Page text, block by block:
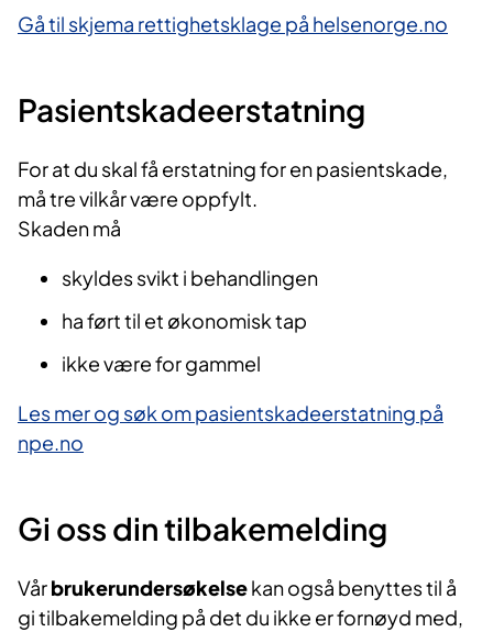
Gå til skjema rettighetsklage på helsenorge.no
Pasientskadeerstat​ning
For at du skal få erstatning for en pasientskade,
må tre vilkår være oppfylt.
Skaden må
skyldes svikt i behandlingen
ha ført til et økonomisk tap
ikke være for gammel
Les mer og søk om pasientskadeerstatning på
npe.no
Gi oss din tilba​​kemelding
Vårbrukerundersøkelsekan også benyttes til å
gi tilbakemelding på det du ikke er fornøyd med,